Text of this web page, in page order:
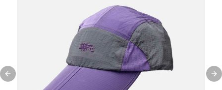
Previous slide